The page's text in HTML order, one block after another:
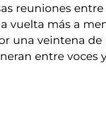
reuniones
vuelta más a
una veintena
entre voces